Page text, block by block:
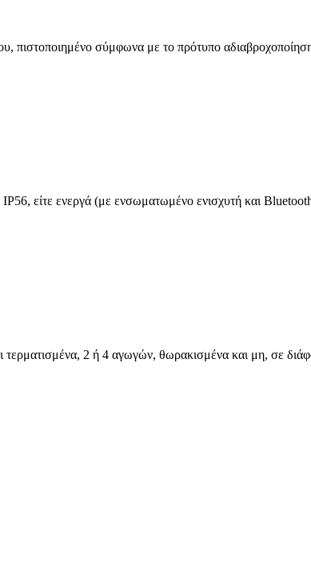
πιστοποιημένο σύμφωνα με το πρότυπο
είτε ενεργά (με ενσωματωμένο ενισχυτή και
2 ή 4 αγωγών, θωρακισμένα και μη, σε